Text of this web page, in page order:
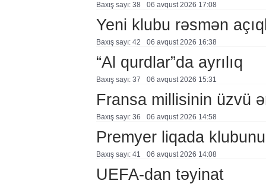
Baxış sayı: 38 06 avqust 2026 17:08
Yeni klubu rəsmən
Baxış sayı: 42 06 avqust 2026 16:38
“Al qurdlar”da ayrılıq
Baxış sayı: 37 06 avqust 2026 15:31
Fransa millisinin üzvü
Baxış sayı: 36 06 avqust 2026 14:58
Premyer liqada
Baxış sayı: 41 06 avqust 2026 14:08
UEFA-dan təyinat